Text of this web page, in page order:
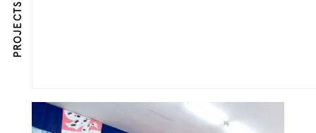
PROJECTS